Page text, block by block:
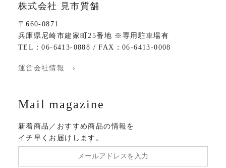
株式会社 見市質舗
〒660-0871
兵庫県尼崎市建家町25番地 ※専用駐車場有
TEL：06-6413-0888 / FAX：06-6413-0008
運営会社情報 ›
Mail magazine
新着商品／おすすめ商品の情報を
イチ早くお届けします。